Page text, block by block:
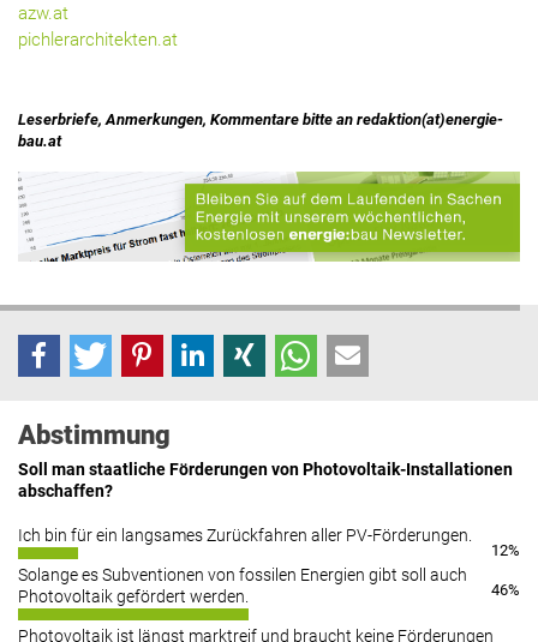
azw.at
pichlerarchitekten.at
Leserbriefe, Anmerkungen, Kommentare bitte an redaktion(at)energie-
bau.at
Abstimmung
Soll man staatliche Förderungen von Photovoltaik-Installationen
abschaffen?
Ich bin für ein langsames Zurückfahren aller PV-Förderungen.
12%
Solange es Subventionen von fossilen Energien gibt soll auch
Photovoltaik gefördert werden.
46%
Photovoltaik ist längst marktreif und braucht keine Förderungen